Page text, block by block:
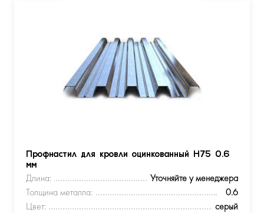
Профнастил для кровли оцинкованный Н75 0.6
мм
Длина:
Уточняйте у менеджера
Толщина металла:
0.6
Цвет:
серый